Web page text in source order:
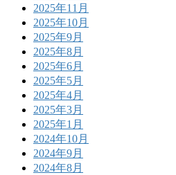
2025年11月
2025年10月
2025年9月
2025年8月
2025年6月
2025年5月
2025年4月
2025年3月
2025年1月
2024年10月
2024年9月
2024年8月